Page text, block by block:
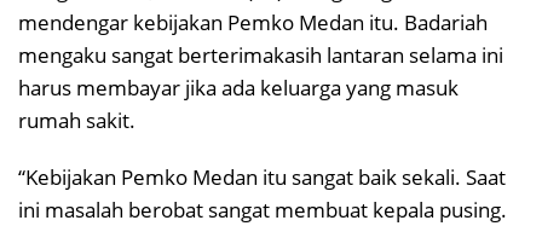
mendengar kebijakan Pemko Medan itu. Badariah
mengaku sangat berterimakasih lantaran selama ini
harus membayar jika ada keluarga yang masuk
rumah sakit.
“Kebijakan Pemko Medan itu sangat baik sekali. Saat
ini masalah berobat sangat membuat kepala pusing.